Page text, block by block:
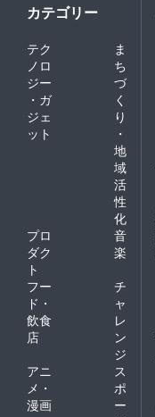
カテゴリー
テク
ノロ
ジー
・ガ
ジェ
ット
ま
ち
づ
く
り
・
地
域
活
性
化
プロ
ダク
ト
音
楽
フー
ド・
飲食
店
チ
ャ
レ
ン
ジ
アニ
メ・
漫画
ス
ポ
ー